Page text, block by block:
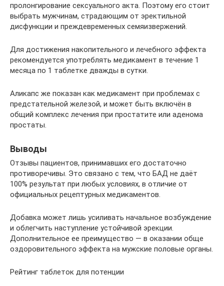
пролонгирование сексуального акта. Поэтому его стоит
выбрать мужчинам, страдающим от эректильной
дисфункции и преждевременных семяизвержений.
Для достижения накопительного и лечебного эффекта
рекомендуется употреблять медикамент в течение 1
месяца по 1 таблетке дважды в сутки.
Аликапс же показан как медикамент при проблемах с
предстательной железой, и может быть включён в
общий комплекс лечения при простатите или аденома
простаты.
Выводы
Отзывы пациентов, принимавших его достаточно
противоречивы. Это связано с тем, что БАД не даёт
100% результат при любых условиях, в отличие от
официальных рецептурных медикаментов.
Добавка может лишь усиливать начальное возбуждение
и облегчить наступление устойчивой эрекции.
Дополнительное ее преимущество — в оказании обще
оздоровительного эффекта на мужские половые органы.
Рейтинг таблеток для потенции